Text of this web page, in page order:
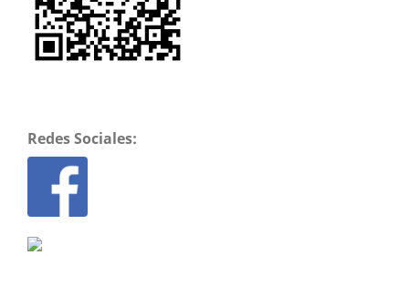
Redes Sociales: